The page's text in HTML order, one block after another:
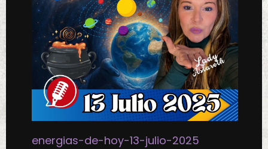
energias-de-hoy-13-julio-2025